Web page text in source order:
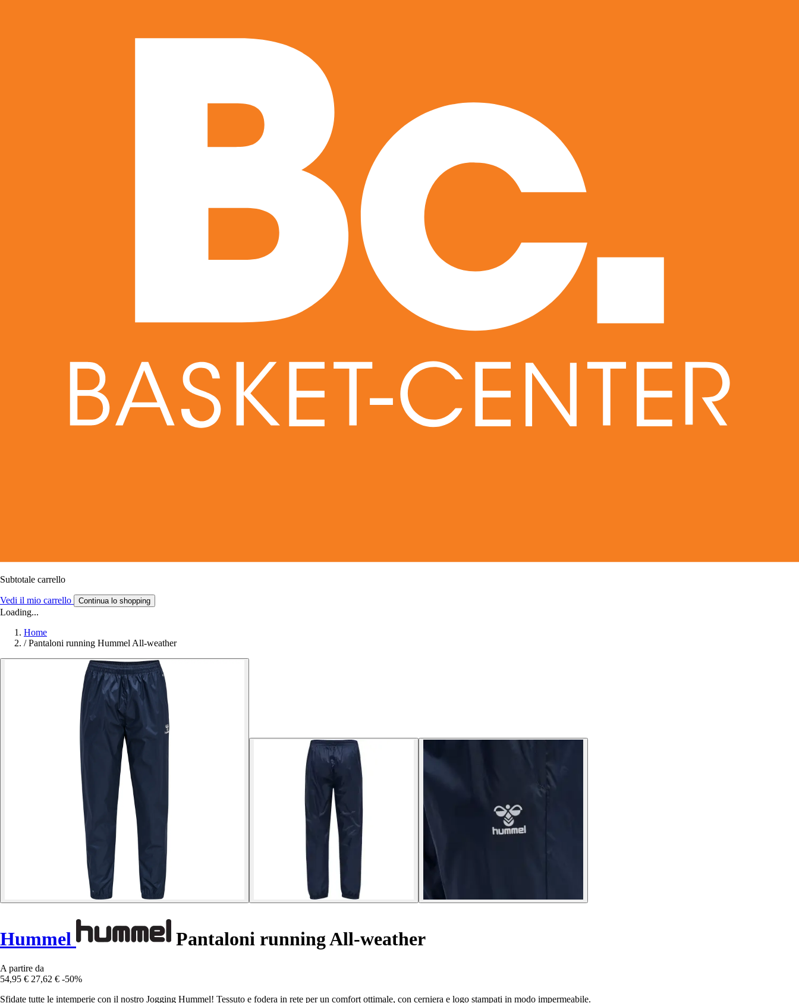
Subtotale carrello
Vedi il mio carrello Continua lo shopping
Loading...
Home
/ Pantaloni running Hummel All-weather
Hummel Pantaloni running All-weather
A partire da
54,95 € 27,62 € -50%
Sfidate tutte le intemperie con il nostro Jogging Hummel! Tessuto e fodera in rete per un comfort ottimale, con cerniera e logo stampati in modo impermeabile.